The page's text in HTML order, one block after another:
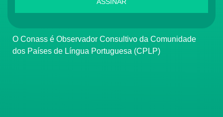
O Conass é Observador Consultivo da Comunidade
dos Países de Língua Portuguesa (CPLP)